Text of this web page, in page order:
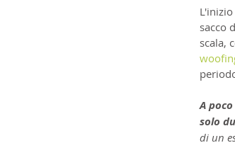
sacco
scala,
A
solo
di un